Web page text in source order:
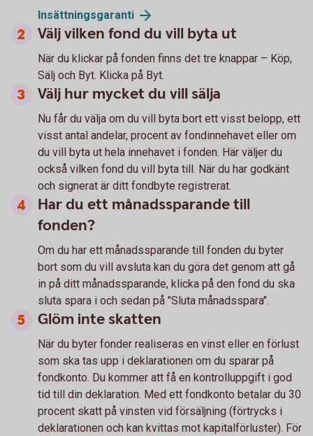
Insättningsgaranti
Välj vilken fond du vill byta ut
När du klickar på fonden finns det tre knappar – Köp,
Sälj och Byt. Klicka på Byt.
Välj hur mycket du vill sälja
Nu får du välja om du vill byta bort ett visst belopp, ett
visst antal andelar, procent av fondinnehavet eller om
du vill byta ut hela innehavet i fonden. Här väljer du
också vilken fond du vill byta till. När du har godkänt
och signerat är ditt fondbyte registrerat.
Har du ett månadssparande till
fonden?
Om du har ett månadssparande till fonden du byter
bort som du vill avsluta kan du göra det genom att gå
in på ditt månadssparande, klicka på den fond du ska
sluta spara i och sedan på "Sluta månadsspara".
Glöm inte skatten
När du byter fonder realiseras en vinst eller en förlust
som ska tas upp i deklarationen om du sparar på
fondkonto. Du kommer att få en kontrolluppgift i god
tid till din deklaration. Med ett fondkonto betalar du 30
procent skatt på vinsten vid försäljning (förtrycks i
deklarationen och kan kvittas mot kapitalförluster). För